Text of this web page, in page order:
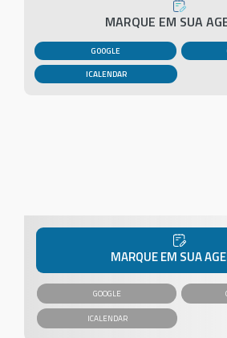
MARQUE EM SUA
GOOGLE
MARQUE EM SUA
GOOGLE